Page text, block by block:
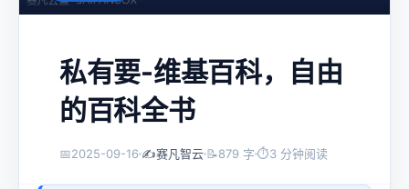
私有要-维基百科，自由
的百科全书
📅2025-09-16 ✍️赛凡智云 📝879 字 ⏱3 分钟阅读